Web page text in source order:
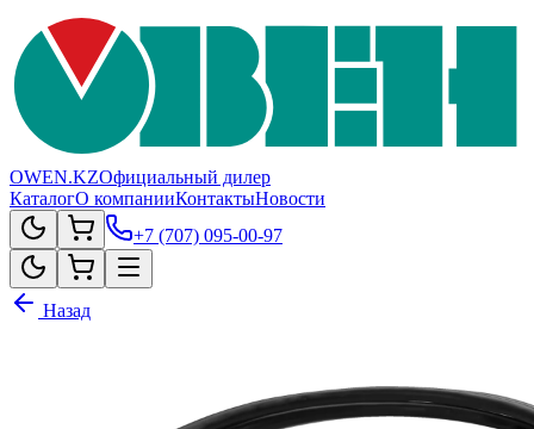
OWEN.KZОфициальный дилер
КаталогО компанииКонтактыНовости
+7 (707) 095-00-97
Назад